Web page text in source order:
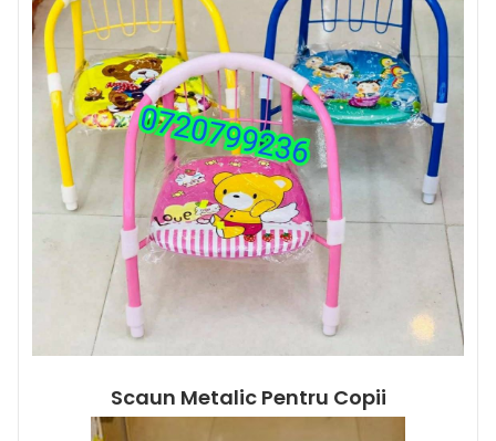
Scaun Metalic Pentru Copii